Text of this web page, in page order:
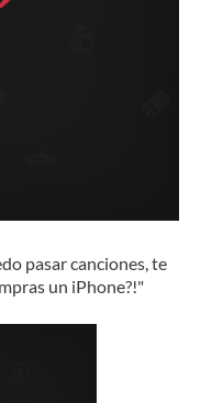
pasar canciones, te
un iPhone?!"